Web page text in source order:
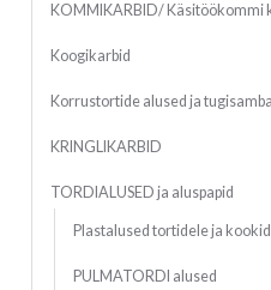
KOMMIKARBID/ Käsitöökommi
Koogikarbid
Korrustortide alused ja
KRINGLIKARBID
TORDIALUSED ja aluspapid
Plastalused tortidele ja
PULMATORDI alused